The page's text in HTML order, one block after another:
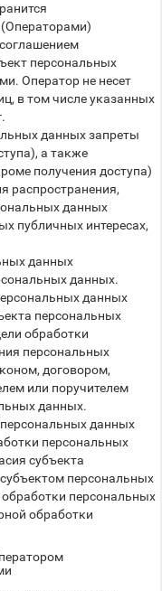
персональных
Оператор не несет
в том числе указанных
данных запреты
а также
получения доступа)
распространения,
данных
публичных интересах,
данных
данных.
данных
персональных
обработки
персональных
договором,
или поручителем
данных.
данных
персональных
субъекта
персональных
персональных
обработки